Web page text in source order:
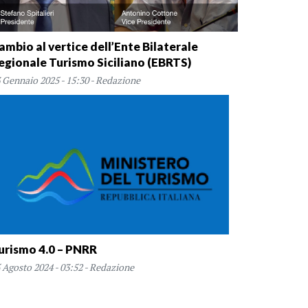
al vertice dell’Ente Bilaterale
Turismo Siciliano (EBRTS)
Gennaio 2025 - 15:30 - Redazione
4.0 – PNRR
Agosto 2024 - 03:52 - Redazione